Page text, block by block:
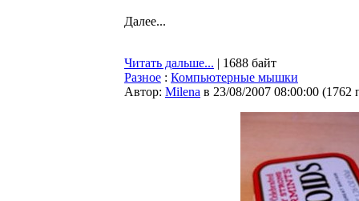
Далее...
Читать дальше... | 1688 байт
Разное : Компьютерные мышки
Автор: Milena в 23/08/2007 08:00:00 (1762